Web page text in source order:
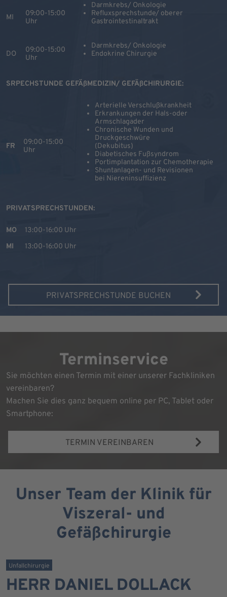
MI
09:00-15:00
Uhr
Darmkrebs/ Onkologie
Refluxsprechstunde/ oberer
Gastrointestinaltrakt
DO
09:00-15:00
Uhr
Darmkrebs/ Onkologie
Endokrine Chirurgie
SRPECHSTUNDE GEFÄßMEDIZIN/ GEFÄßCHIRURGIE:
FR
09:00-15:00
Uhr
Arterielle Verschlußkrankheit
Erkrankungen der Hals-oder
Armschlagader
Chronische Wunden und
Druckgeschwüre
(Dekubitus)
Diabetisches Fußsyndrom
Portimplantation zur Chemotherapie
Shuntanlagen- und Revisionen
bei Niereninsuffizienz
PRIVATSPRECHSTUNDEN:
MO
13:00-16:00 Uhr
MI
13:00-16:00 Uhr
PRIVATSPRECHSTUNDE BUCHEN
Terminservice
Sie möchten einen Termin mit einer unserer Fachkliniken
vereinbaren?
Machen Sie dies ganz bequem online per PC, Tablet oder
Smartphone:
TERMIN VEREINBAREN
Unser Team der Klinik für
Viszeral- und
Gefäßchirurgie
Unfallchirurgie
HERR DANIEL DOLLACK